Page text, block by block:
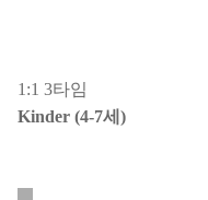
1:1 3타임
Kinder (4-7세)